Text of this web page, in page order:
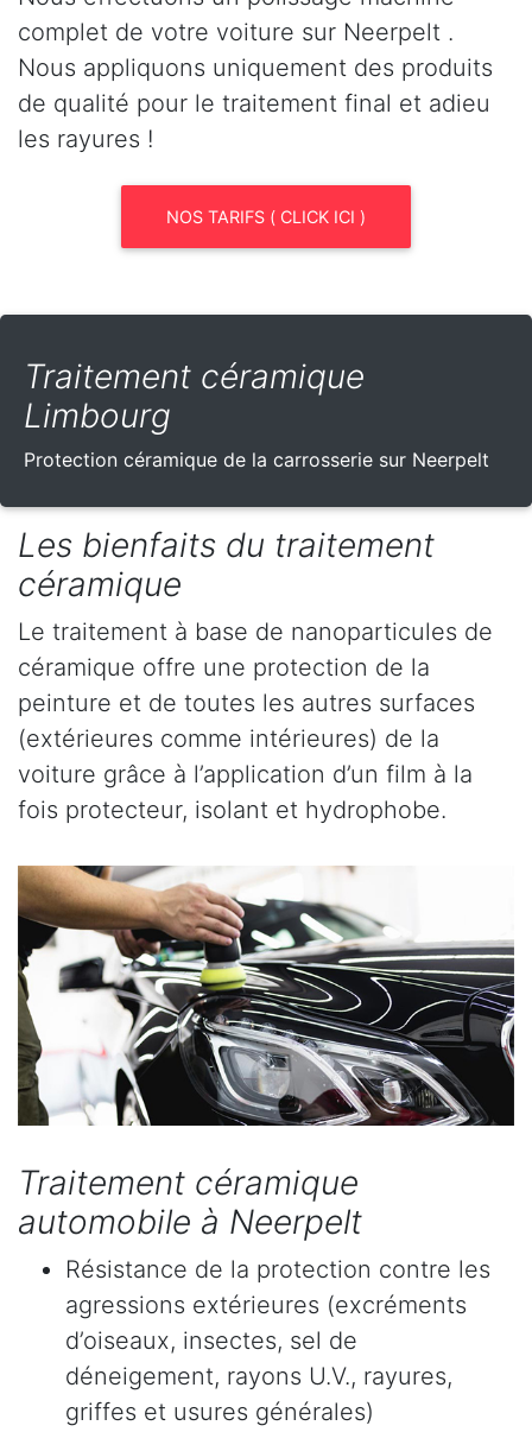
complet de votre voiture sur Neerpelt .
Nous appliquons uniquement des produits
de qualité pour le traitement final et adieu
les rayures !
NOS TARIFS ( CLICK ICI )
Traitement céramique
Limbourg
Protection céramique de la carrosserie sur Neerpelt
Les bienfaits du traitement
céramique
Le traitement à base de nanoparticules de
céramique offre une protection de la
peinture et de toutes les autres surfaces
(extérieures comme intérieures) de la
voiture grâce à l’application d’un film à la
fois protecteur, isolant et hydrophobe.
Traitement céramique
automobile à Neerpelt
Résistance de la protection contre les
agressions extérieures (excréments
d’oiseaux, insectes, sel de
déneigement, rayons U.V., rayures,
griffes et usures générales)